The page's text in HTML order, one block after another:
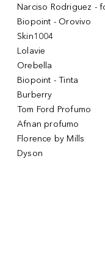
Narciso Rodriguez -
Biopoint - Orovivo
Skin1004
Lolavie
Orebella
Biopoint - Tinta
Burberry
Tom Ford Profumo
Afnan profumo
Florence by Mills
Dyson